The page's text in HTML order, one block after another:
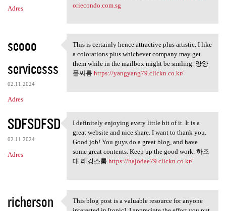
Adres
oriecondo.com.sg
seooo
servicesss
02.11.2024
Adres
This is certainly hence
This is certainly hence attractive plus artistic. I like
a colorations plus whichever company may get
them while in the mailbox might be smiling. 양양
풀싸롱 https://yangyang79.clickn.co.kr/
SDFSDFSD
02.11.2024
Adres
I definitely enjoying every
I definitely enjoying every little bit of it. It is a
great website and nice share. I want to thank you.
Good job! You guys do a great blog, and have
some great contents. Keep up the good work. 하조
대 레깅스룸 https://hajodae79.clickn.co.kr/
richerson This blog post is a valuable
This blog post is a valuable resource for anyone